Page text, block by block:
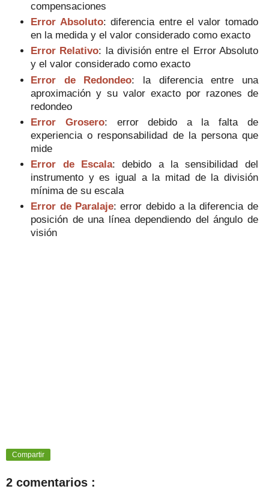
compensaciones
Error Absoluto: diferencia entre el valor tomado
en la medida y el valor considerado como exacto
Error Relativo: la división entre el Error Absoluto
y el valor considerado como exacto
Error de Redondeo: la diferencia entre una
aproximación y su valor exacto por razones de
redondeo
Error Grosero: error debido a la falta de
experiencia o responsabilidad de la persona que
mide
Error de Escala: debido a la sensibilidad del
instrumento y es igual a la mitad de la división
mínima de su escala
Error de Paralaje: error debido a la diferencia de
posición de una línea dependiendo del ángulo de
visión
Compartir
2 comentarios :